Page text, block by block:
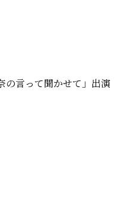
言って聞かせて」出演